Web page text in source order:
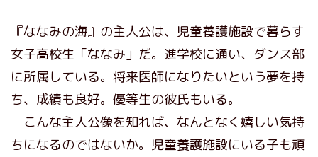
『ななみの海』の主人公は、児童養護施設で暮らす
女子高校生「ななみ」だ。進学校に通い、ダンス部
に所属している。将来医師になりたいという夢を持
ち、成績も良好。優等生の彼氏もいる。
こんな主人公像を知れば、なんとなく嬉しい気持
ちになるのではないか。児童養護施設にいる子も頑